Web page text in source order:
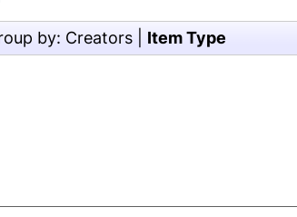
by: Creators| Item Type